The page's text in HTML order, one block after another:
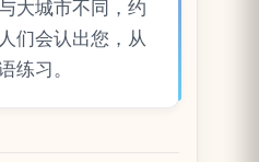
大城市不同，约
们会认出您，从
练习。